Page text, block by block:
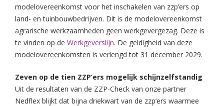
modelovereenkomst voor het inschakelen van zzp’ers op
land- en tuinbouwbedrijven. Dit is de modelovereenkomst
agrarische werkzaamheden geen werkgevergezag. Deze is
te vinden op de Werkgeverslijn. De geldigheid van deze
modelovereenkomsten is verlengd tot 31 december 2029.
Zeven op de tien ZZP’ers mogelijk schijnzelfstandig
Uit de resultaten van de ZZP-Check van onze partner
Nedflex blijkt dat bijna driekwart van de zzp’ers waarmee